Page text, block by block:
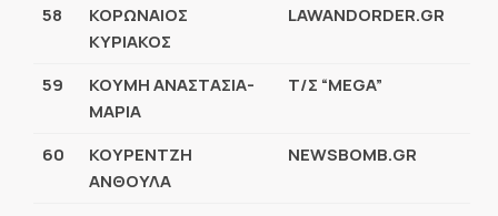
58
ΚΟΡΩΝΑΙΟΣ
ΚΥΡΙΑΚΟΣ
LAWANDORDER.GR
59
ΚΟΥΜΗ ΑΝΑΣΤΑΣΙΑ-
ΜΑΡΙΑ
Τ/Σ “MEGA”
60
ΚΟΥΡΕΝΤΖΗ
ΑΝΘΟΥΛΑ
NEWSBOMB.GR